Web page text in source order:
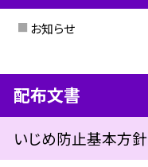
お知らせ
配布文書
いじめ防止基本方針